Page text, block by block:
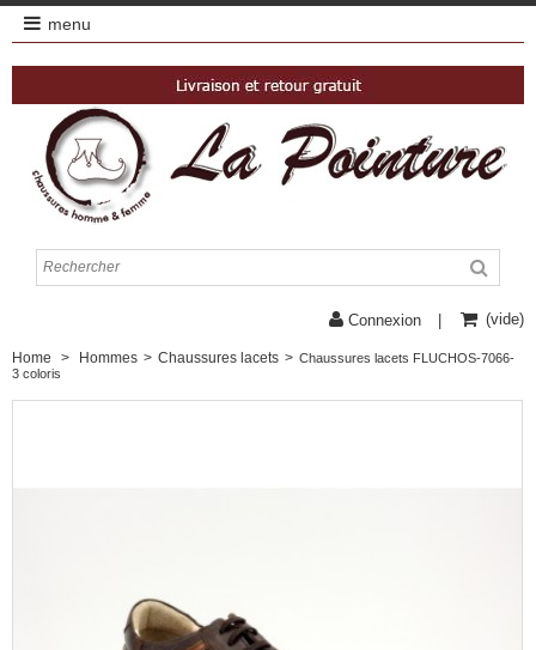
menu
(vide)
Connexion
Home > Hommes > Chaussures lacets > Chaussures lacets FLUCHOS-7066-
3 coloris